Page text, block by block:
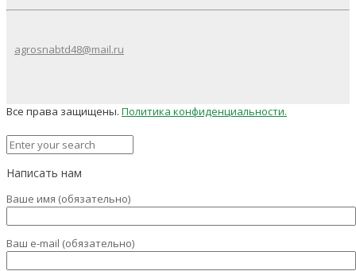
agrosnabtd48@mail.ru
Все права защищены. Политика конфиденциальности.
Написать нам
Ваше имя (обязательно)
Ваш e-mail (обязательно)